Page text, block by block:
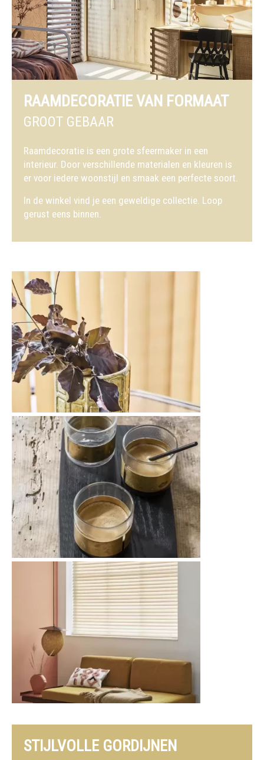
RAAMDECORATIE VAN FORMAAT
GROOT GEBAAR
Raamdecoratie is een grote sfeermaker in een
interieur. Door verschillende materialen en kleuren is
er voor iedere woonstijl en smaak een perfecte soort.
In de winkel vind je een geweldige collectie. Loop
gerust eens binnen.
STIJLVOLLE GORDIJNEN